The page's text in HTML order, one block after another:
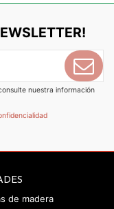
nuestra información
de madera